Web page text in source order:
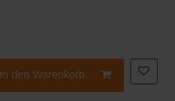
In den Warenkorb